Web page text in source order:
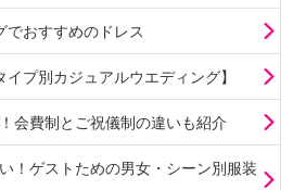
でおすすめのドレス
プ別カジュアルウエディング】
会費制とご祝儀制の違いも紹介
！ゲストための男女・シーン別服装